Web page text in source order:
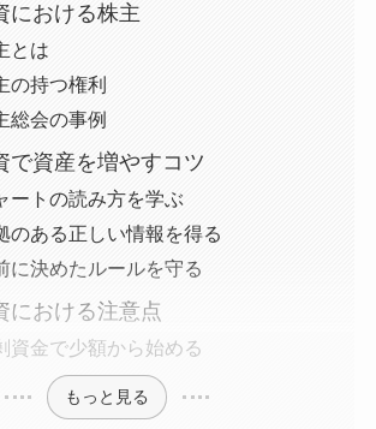
における株主
とは
の持つ権利
総会の事例
で資産を増やすコツ
ートの読み方を学ぶ
のある正しい情報を得る
に決めたルールを守る
における注意点
資金で少額から始める
もっと見る